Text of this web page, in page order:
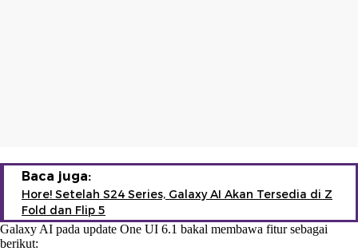
Baca juga:
Hore! Setelah S24 Series, Galaxy AI Akan Tersedia di Z
Fold dan Flip 5
Galaxy AI pada update One UI 6.1 bakal membawa fitur sebagai
berikut: